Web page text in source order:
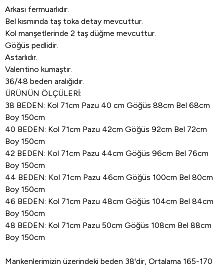
Arkası fermuarlıdır.
Bel kısmında taş toka detay mevcuttur.
Kol manşetlerinde 2 taş düğme mevcuttur.
Göğüs pedlidir.
Astarlıdır.
Valentino kumaştır.
36/48 beden aralığıdır.
ÜRÜNÜN ÖLÇÜLERİ:
38 BEDEN: Kol 71cm Pazu 40 cm Göğüs 88cm Bel 68cm
Boy 150cm
40 BEDEN: Kol 71cm Pazu 42cm Göğüs 92cm Bel 72cm
Boy 150cm
42 BEDEN: Kol 71cm Pazu 44cm Göğüs 96cm Bel 76cm
Boy 150cm
44 BEDEN: Kol 71cm Pazu 46cm Göğüs 100cm Bel 80cm
Boy 150cm
46 BEDEN: Kol 71cm Pazu 48cm Göğüs 104cm Bel 84cm
Boy 150cm
48 BEDEN: Kol 71cm Pazu 50cm Göğüs 108cm Bel 88cm
Boy 150cm
Mankenlerimizin üzerindeki beden 38'dir, Ortalama 165-170